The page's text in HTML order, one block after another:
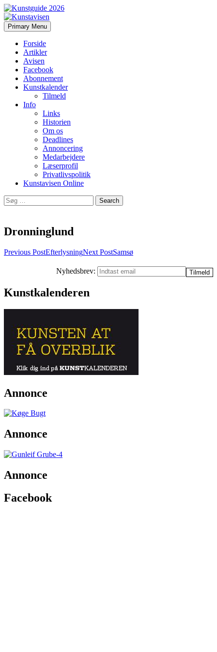
Kunstavisen
Search
Primary Menu Skip
to
Forside
Artikler
Avisen
Facebook
Abonnement
Kunstkalender
Tilmeld
Info
Links
Historien
Om os
Deadlines
Annoncering
Medarbejdere
Læserprofil
Privatlivspolitik
Kunstavisen Online
Search
for:
Dronninglund
Post
Previous PostEfterlysningNext PostSamsø
Nyhedsbrev:
Kunstkalenderen
Annonce
Annonce
Annonce
Facebook